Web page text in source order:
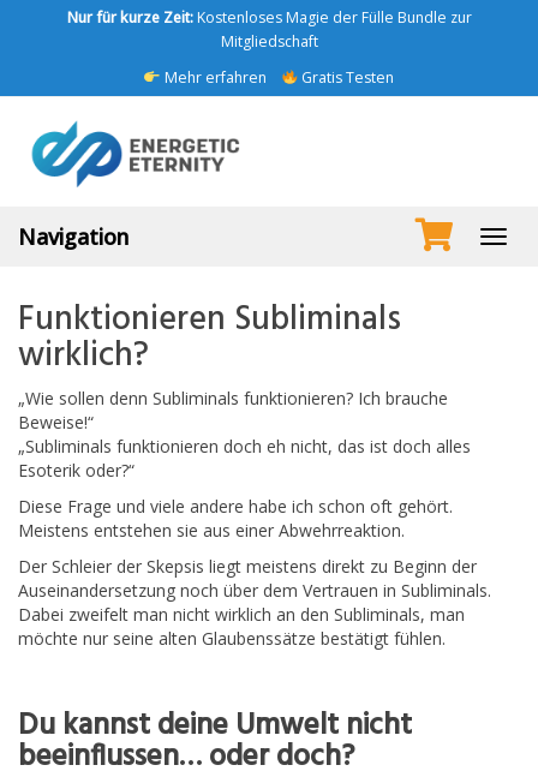
Nur für kurze Zeit:Kostenloses Magie der Fülle Bundle zur
Mitgliedschaft
Mehr erfahren
Gratis Testen
Navigation
Funktionieren Subliminals
wirklich?
„Wie sollen denn Subliminals funktionieren? Ich brauche
Beweise!“
„Subliminals funktionieren doch eh nicht, das ist doch alles
Esoterik oder?“
Diese Frage und viele andere habe ich schon oft gehört.
Meistens entstehen sie aus einer Abwehrreaktion.
Der Schleier der Skepsis liegt meistens direkt zu Beginn der
Auseinandersetzung noch über dem Vertrauen in Subliminals.
Dabei zweifelt man nicht wirklich an den Subliminals, man
möchte nur seine alten Glaubenssätze bestätigt fühlen.
Du kannst deine Umwelt nicht
beeinflussen… oder doch?